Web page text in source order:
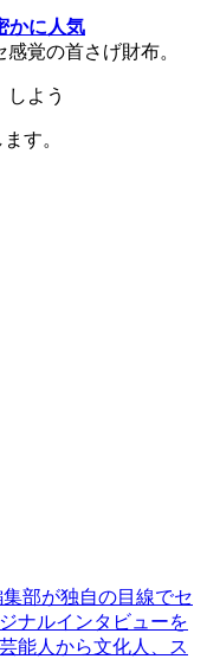
かに人気
覚の首さげ財布。
しよう
す。
部が独自の目線でセ
ナルインタビューを
能人から文化人、ス